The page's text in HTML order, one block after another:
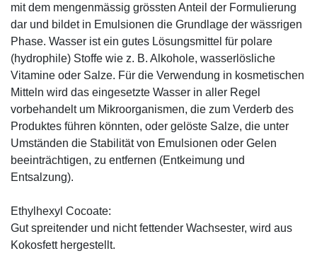
mit dem mengenmässig grössten Anteil der Formulierung
dar und bildet in Emulsionen die Grundlage der wässrigen
Phase. Wasser ist ein gutes Lösungsmittel für polare
(hydrophile) Stoffe wie z. B. Alkohole, wasserlösliche
Vitamine oder Salze. Für die Verwendung in kosmetischen
Mitteln wird das eingesetzte Wasser in aller Regel
vorbehandelt um Mikroorganismen, die zum Verderb des
Produktes führen könnten, oder gelöste Salze, die unter
Umständen die Stabilität von Emulsionen oder Gelen
beeinträchtigen, zu entfernen (Entkeimung und
Entsalzung).
Ethylhexyl Cocoate:
Gut spreitender und nicht fettender Wachsester, wird aus
Kokosfett hergestellt.